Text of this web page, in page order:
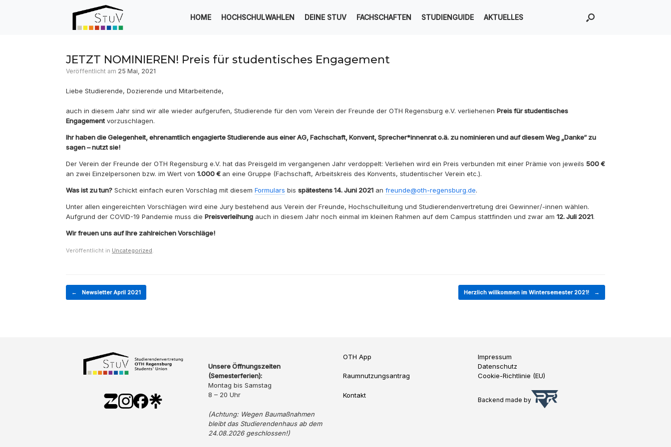
HOME HOCHSCHULWAHLEN DEINE STUV FACHSCHAFTEN STUDIENGUIDE AKTUELLES
JETZT NOMINIEREN! Preis für studentisches Engagement
Veröffentlicht am 25 Mai, 2021
Liebe Studierende, Dozierende und Mitarbeitende,
auch in diesem Jahr sind wir alle wieder aufgerufen, Studierende für den vom Verein der Freunde der OTH Regensburg e.V. verliehenen Preis für studentisches
Engagement vorzuschlagen.
Ihr haben die Gelegenheit, ehrenamtlich engagierte Studierende aus einer AG, Fachschaft, Konvent, Sprecher*innenrat o.ä. zu nominieren und auf diesem Weg „Danke“ zu
sagen – nutzt sie!
Der Verein der Freunde der OTH Regensburg e.V. hat das Preisgeld im vergangenen Jahr verdoppelt: Verliehen wird ein Preis verbunden mit einer Prämie von jeweils 500 €
an zwei Einzelpersonen bzw. im Wert von 1.000 € an eine Gruppe (Fachschaft, Arbeitskreis des Konvents, studentischer Verein etc.).
Was ist zu tun? Schickt einfach euren Vorschlag mit diesem Formulars bis spätestens 14. Juni 2021 an freunde@oth-regensburg.de.
Unter allen eingereichten Vorschlägen wird eine Jury bestehend aus Verein der Freunde, Hochschulleitung und Studierendenvertretung drei Gewinner/-innen wählen.
Aufgrund der COVID-19 Pandemie muss die Preisverleihung auch in diesem Jahr noch einmal im kleinen Rahmen auf dem Campus stattfinden und zwar am 12. Juli 2021.
Wir freuen uns auf Ihre zahlreichen Vorschläge!
Veröffentlicht in Uncategorized
Beitragsnavigation
← Newsletter April 2021 Herzlich willkommen im Wintersemester 2021! →
Unsere Öffnungszeiten
(Semesterferien):
Montag bis Samstag
8 – 20 Uhr
(Achtung: Wegen Baumaßnahmen
bleibt das Studierendenhaus ab dem
24.08.2026 geschlossen!)
OTH App
Raumnutzungsantrag
Kontakt
Impressum
Datenschutz
Cookie-Richtlinie (EU)
Backend made by